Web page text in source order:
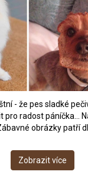
- že pes sladké
pro radost páníčka...
obrázky patří
Zobrazit více